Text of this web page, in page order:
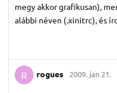
megy akkor grafikusan),
alábbi néven (.xinitrc), és
R rogues 2009. jan 21.